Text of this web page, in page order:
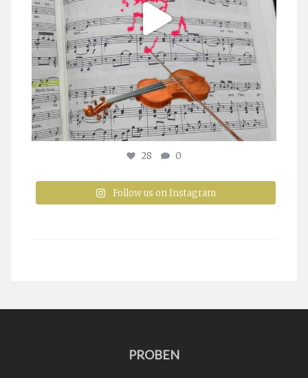
28 0
Follow us on Instagram
PROBEN